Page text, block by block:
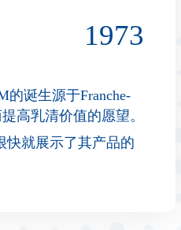
1973
的诞生源于Franche-
高乳清价值的愿望。
快就展示了其产品的